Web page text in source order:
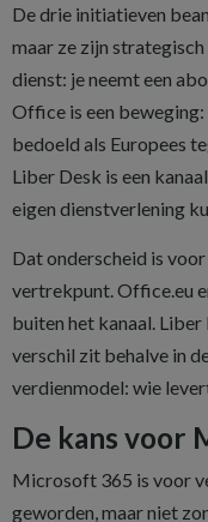
De drie initiatieven
maar ze zijn
dienst: je neemt een
Office is een beweging:
bedoeld als Europees
Liber Desk is een
eigen dienstverlening
Dat onderscheid is
vertrekpunt. Office.eu
buiten het kanaal.
verschil zit behalve in
verdienmodel: wie
De kans voor
Microsoft 365 is voor
geworden, maar niet